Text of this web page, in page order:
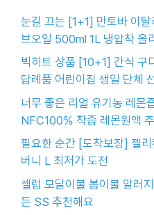
눈길 끄는 [1+1] 만토바 이
브오일 500ml 1L 냉압착 올
빅히트 상품 [10+1] 간식 구
답례품 어린이집 생일 단체
너무 좋은 리얼 유기농 레
NFC100% 착즙 레몬원액
필요한 순간 [도착보장] 젤
버니 L 최저가 도전
셀럽 모달이불 봄이불 알러
든 SS 추천해요